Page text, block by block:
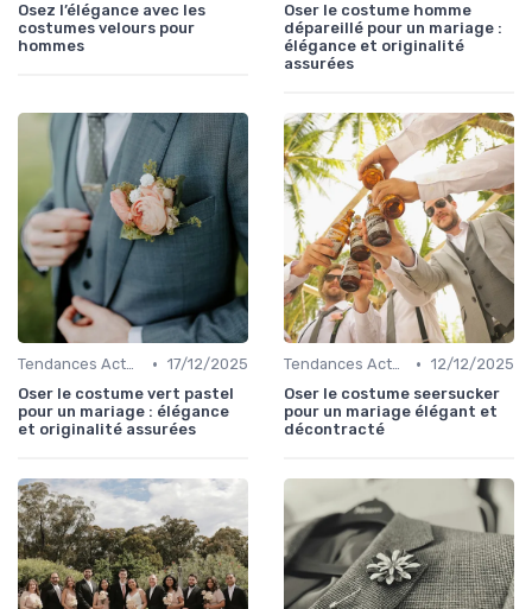
Osez l’élégance avec les
costumes velours pour
hommes
Oser le costume homme
dépareillé pour un mariage :
élégance et originalité
assurées
Tendances Actuelles • 17/12/2025
Oser le costume vert pastel
pour un mariage : élégance
et originalité assurées
Tendances Actuelles • 12/12/2025
Oser le costume seersucker
pour un mariage élégant et
décontracté